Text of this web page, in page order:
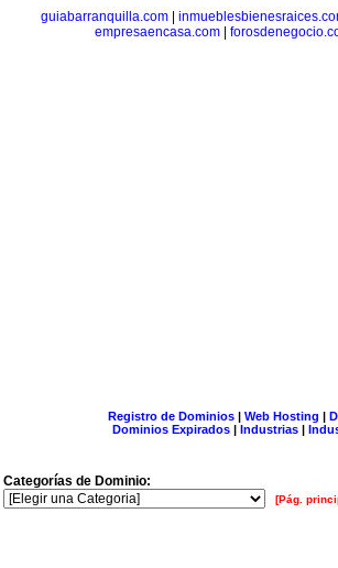
guiabarranquilla.com|
empresaencasa.com|
Registro de Dominios| Web Hosting |
Dominios Expirados | Industrias |
Categorías de Dominio:
[Pág.